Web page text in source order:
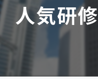
人気研修